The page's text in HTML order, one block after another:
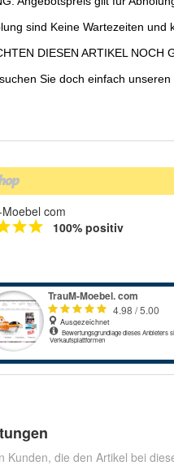
com
100% positiv
Kunden, die den Artikel bei